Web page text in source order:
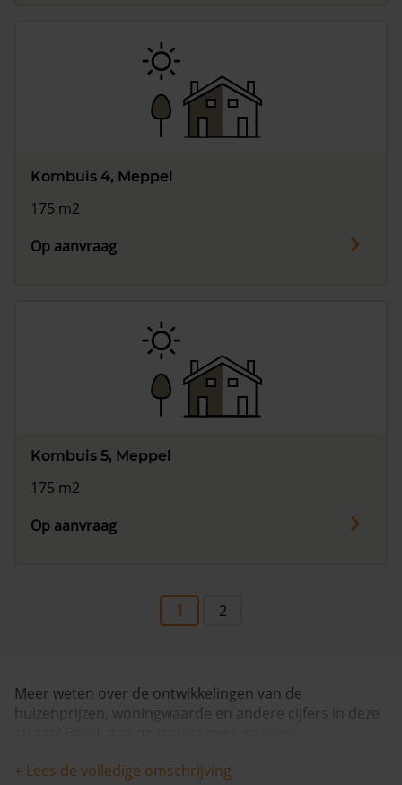
Kombuis 4, Meppel
175 m2
Op aanvraag
Kombuis 5, Meppel
175 m2
Op aanvraag
1 2
Meer weten over de ontwikkelingen van de
huizenprijzen, woningwaarde en andere cijfers in deze
+ Lees de volledige omschrijving